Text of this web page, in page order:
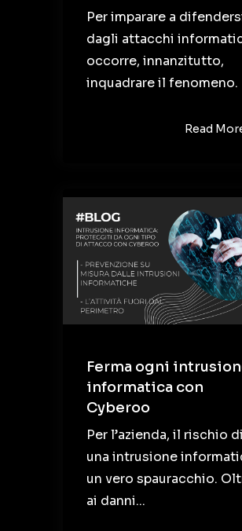
Per imparare a
dagli attacchi
occorre, innanzitutto,
inquadrare il fenomeno.
Read
Ferma ogni
informatica con
Cyberoo
Per l’azienda, il rischio di
una intrusione
un vero spauracchio.
ai danni...